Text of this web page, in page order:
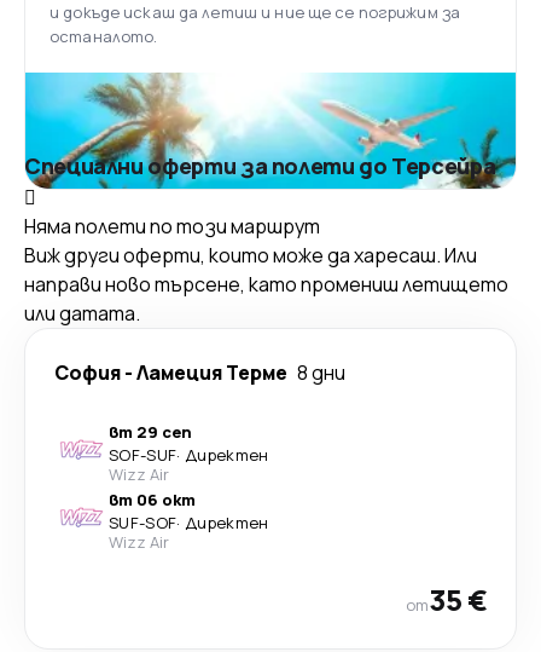
и докъде искаш да летиш и ние ще се погрижим за
останалото.
Специални оферти за полети до Терсейра
Няма полети по този маршрут
Виж други оферти, които може да харесаш. Или
направи ново търсене, като промениш летището
или датата.
София-Ламеция Терме 8 дни
вт 29 сеп
SOF-SUF· Директен
Wizz Air
вт 06 окт
SUF-SOF· Директен
Wizz Air
от35 €